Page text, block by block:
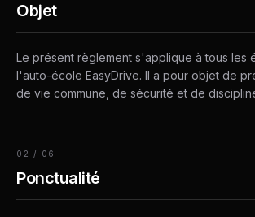
Objet
Le présent règlement s'applique à tous les
l'auto-école EasyDrive. Il a pour objet de
de vie commune, de sécurité et de
02 / 06
Ponctualité